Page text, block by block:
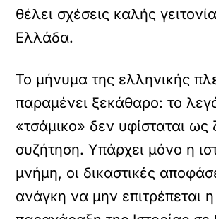
θέλει σχέσεις καλής
Ελλάδα.
Το μήνυμα της ελληνικής
παραμένει ξεκάθαρο: το
«τσάμικο» δεν υφίσταται ως
συζήτηση. Υπάρχει μόνο η
μνήμη, οι δικαστικές
ανάγκη να μην επιτρέπεται η